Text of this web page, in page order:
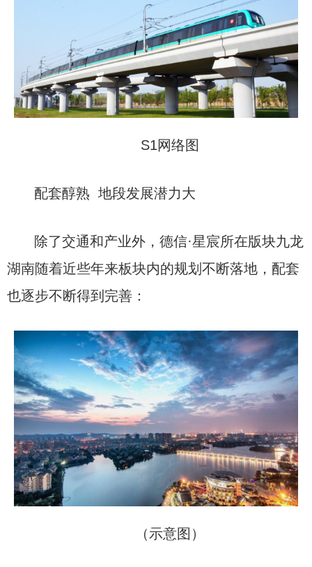
S1网络图
配套醇熟 地段发展潜力大
除了交通和产业外，德信·星宸所在版块九龙
湖南随着近些年来板块内的规划不断落地，配套
也逐步不断得到完善：
（示意图）